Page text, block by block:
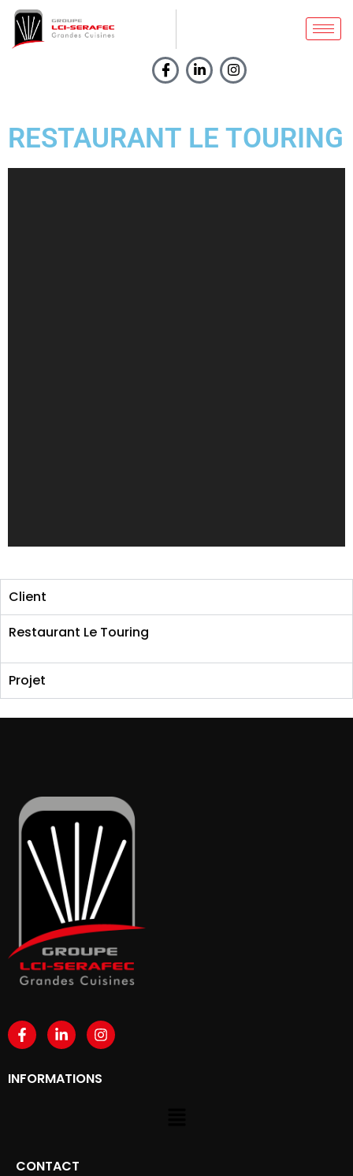
RESTAURANT LE TOURING
Client
Restaurant Le Touring
Projet
INFORMATIONS
CONTACT